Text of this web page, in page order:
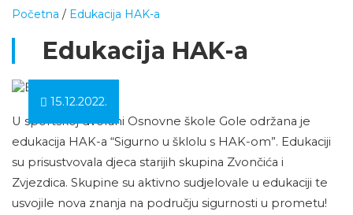
Početna / Edukacija HAK-a
Edukacija HAK-a
15.12.2022.
U sportskoj dvorani Osnovne škole Gole održana je
edukacija HAK-a “Sigurno u šklolu s HAK-om”. Edukaciji
su prisustvovala djeca starijih skupina Zvončića i
Zvjezdica. Skupine su aktivno sudjelovale u edukaciji te
usvojile nova znanja na području sigurnosti u prometu!